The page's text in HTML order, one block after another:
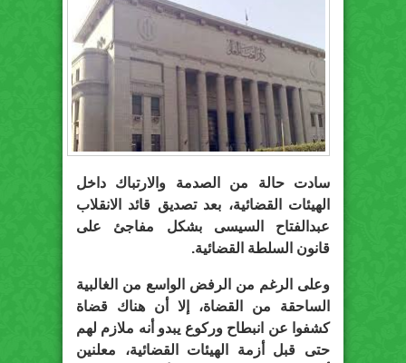
سادت حالة من الصدمة والارتباك داخل
الهيئات القضائية، بعد تصديق قائد الانقلاب
عبدالفتاح السيسى بشكل مفاجئ على
قانون السلطة القضائية.
وعلى الرغم من الرفض الواسع من الغالبية
الساحقة من القضاة، إلا أن هناك قضاة
كشفوا عن انبطاح وركوع يبدو أنه ملازم لهم
حتى قبل أزمة الهيئات القضائية، معلنين